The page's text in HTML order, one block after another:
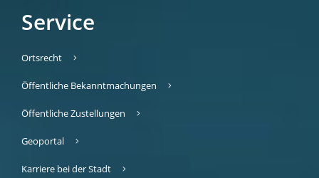
Service
Ortsrecht
Öffentliche Bekanntmachungen
Öffentliche Zustellungen
Geoportal
Karriere bei der Stadt